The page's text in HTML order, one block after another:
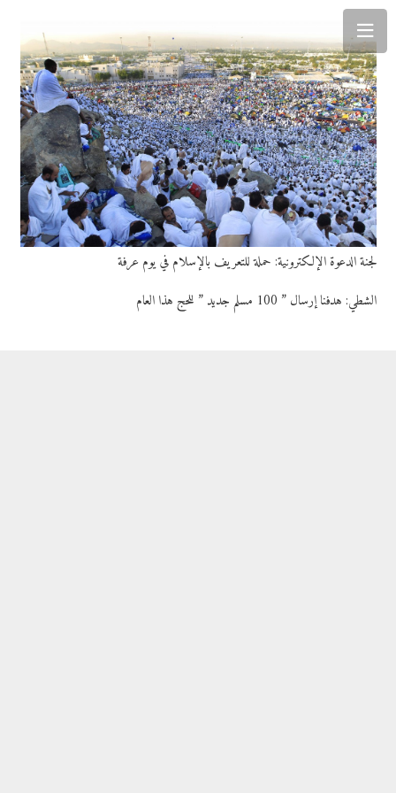
لجنة الدعوة الإلكترونية: حملة للتعريف بالإسلام في يوم عرفة
الشطي: هدفنا إرسال ” 100 مسلم جديد ” للحج هذا العام